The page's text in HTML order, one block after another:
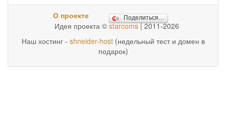
О проекте Поделиться…
Идея проекта © starcoms| 2011-2026
Наш хостинг - shneider-host(недельный тест и домен в
подарок)